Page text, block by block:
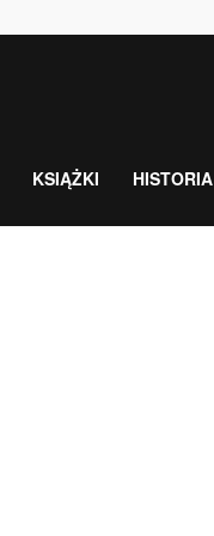
KSIĄŻKI HISTORIA